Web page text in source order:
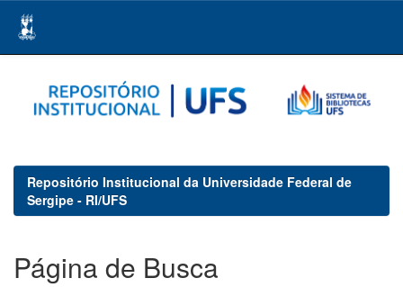
navigation
Repositório Institucional da Universidade Federal de
Sergipe - RI/UFS
Página de Busca